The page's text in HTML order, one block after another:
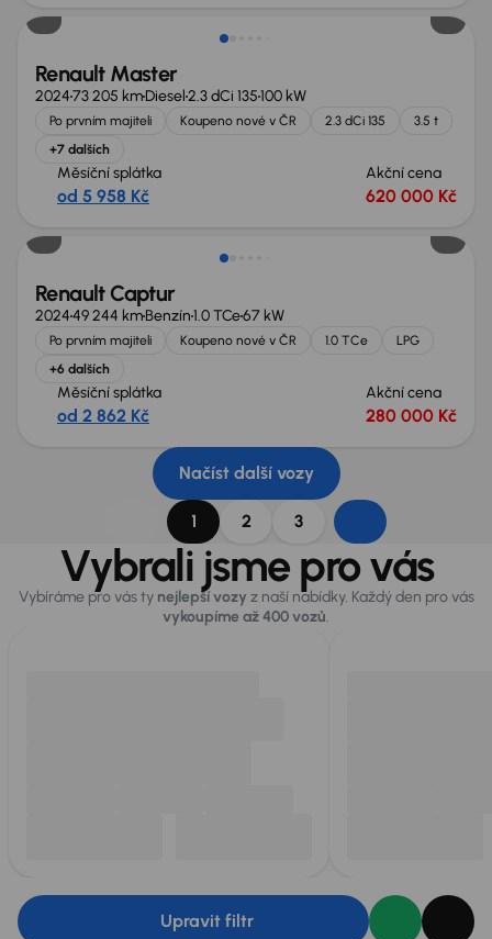
Renault Master
202473 205 kmDiesel2.3 dCi 135100 kW
Po prvním majiteli Koupeno nové v ČR 2.3 dCi 135
3.5 t
+7 dalších
Měsíční splátka
od 5 958 Kč
Akční cena
620 000 Kč
Nově v nabídce
Renault Captur
202449 244 kmBenzín1.0 TCe67 kW
Po prvním majiteli Koupeno nové v ČR 1.0 TCe
LPG
+6 dalších
Měsíční splátka
od 2 862 Kč
Akční cena
280 000 Kč
Načíst další vozy
1 2 3
Vybrali jsme pro vás
Vybíráme pro vás ty nejlepší vozy z naší nabídky. Každý den pro vás
vykoupíme až 400 vozů.
Upravit filtr